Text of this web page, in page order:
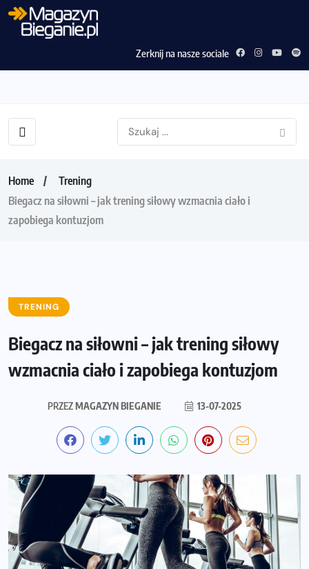
Zerknij na nasze sociale
Home
Trening
Biegacz na siłowni – jak trening siłowy wzmacnia ciało i
zapobiega kontuzjom
TRENING
Biegacz na siłowni – jak trening siłowy
wzmacnia ciało i zapobiega kontuzjom
PRZEZMAGAZYN BIEGANIE 13-07-2025